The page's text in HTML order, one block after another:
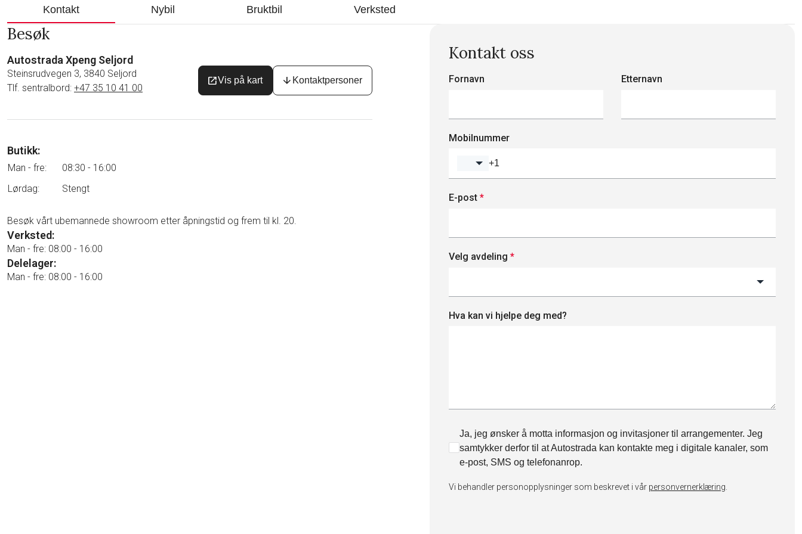
Kontakt Nybil Bruktbil Verksted
Besøk
Autostrada Xpeng Seljord
Steinsrudvegen 3, 3840 Seljord
Tlf. sentralbord: +47 35 10 41 00
open_in_newVis på kart arrow_downward Kontaktpersoner
Butikk:
Man - fre:
08:30 - 16:00
Lørdag:
Stengt
Besøk vårt ubemannede showroom etter åpningstid og frem til kl. 20.
Verksted:
Man - fre: 08:00 - 16:00
Delelager:
Man - fre: 08:00 - 16:00
Kontakt oss
Fornavn Etternavn
Mobilnummer
E-post *
Velg avdeling *
Hva kan vi hjelpe deg med?
Ja, jeg ønsker å motta informasjon og invitasjoner til arrangementer. Jeg
samtykker derfor til at Autostrada kan kontakte meg i digitale kanaler, som
e-post, SMS og telefonanrop.
Vi behandler personopplysninger som beskrevet i vår personvernerklæring